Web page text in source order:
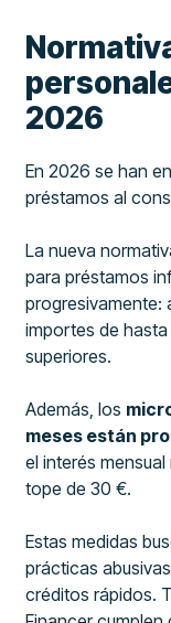
2026
En 2026 se han
préstamos al
La nueva
para préstamos
progresivamente:
importes de
superiores.
Además, los
meses están
el interés
tope de 30 €.
Estas medidas
prácticas
créditos rápidos.